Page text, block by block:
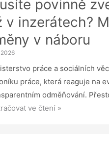
povinně
v inzerátech?
v náboru
práce a sociálních
práce, která reaguje na
odměňování.
ve čtení »